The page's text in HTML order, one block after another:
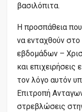
βασιλόπιτα.
Η προσπάθεια που
να ενταχθούν στο
εβδομάδων –
και
τον λόγο αυτόν
Επιτροπή
στρεβλώσεις